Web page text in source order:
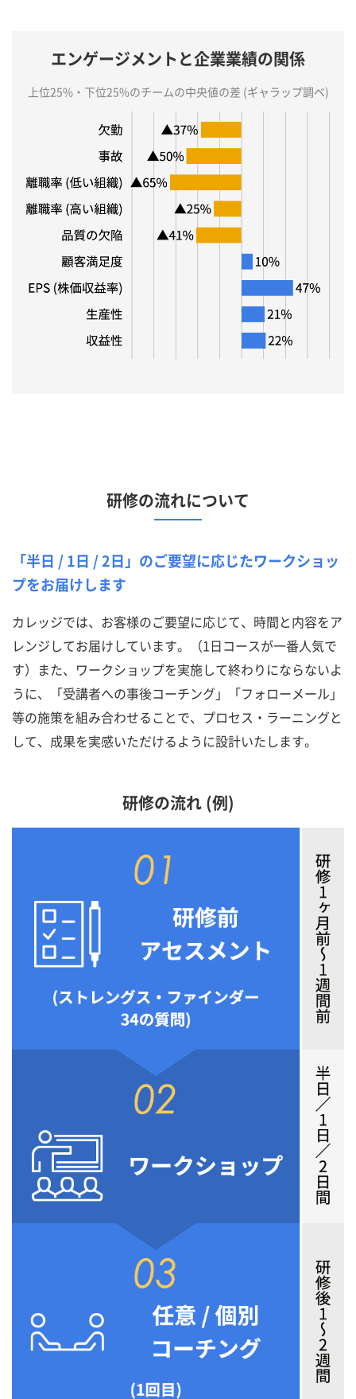
エンゲージメントと企業業績の関係
上位25%・下位25%のチームの中央値の差 (ギャラップ調べ)
研修の流れについて
「半日 / 1日 / 2日」のご要望に応じたワークショッ
プをお届けします
カレッジでは、お客様のご要望に応じて、時間と内容をア
レンジしてお届けしています。（1日コースが一番人気で
す）また、ワークショップを実施して終わりにならないよ
うに、「受講者への事後コーチング」「フォローメール」
等の施策を組み合わせることで、プロセス・ラーニングと
して、成果を実感いただけるように設計いたします。
研修の流れ (例)